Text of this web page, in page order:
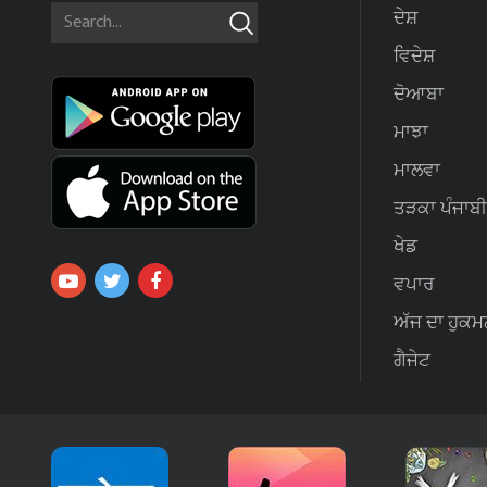
ਦੇਸ਼
ਵਿਦੇਸ਼
ਦੋਆਬਾ
ਮਾਝਾ
ਮਾਲਵਾ
ਤੜਕਾ ਪੰਜਾਬੀ
ਖੇਡ
ਵਪਾਰ
ਅੱਜ ਦਾ
ਗੈਜੇਟ